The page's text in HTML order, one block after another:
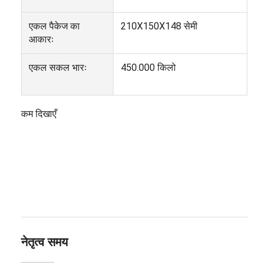
एकल पैकेज का
आकारः
210X150X148 सेमी
एकल सकल भारः 450.000 किलो
कम दिखाएँ
नेतृत्व समय